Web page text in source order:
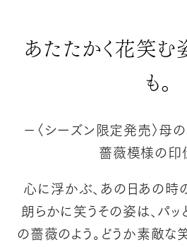
あたたかく花笑む
も。
－〈シーズン限定発売〉母
薔薇模様の印
心に浮かぶ、あの日あの時
朗らかに笑うその姿は、パ
の薔薇のよう。 どうか素敵な